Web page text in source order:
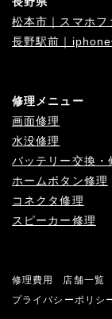
松本市｜スマホフ
長野駅前｜
修理メニュー
画面修理
水没修理
バッテリー交換・
ホームボタン修理
コネクタ修理
スピーカー修理
修理費用 店舗一覧
プライバシーポリシ